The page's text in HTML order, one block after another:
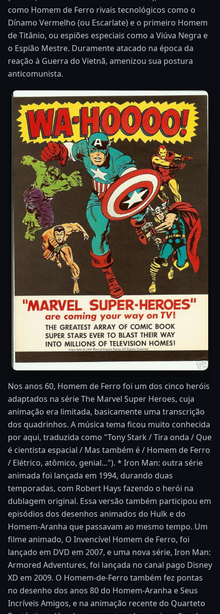
como Homem de Ferro rivais tecnológicos como o
Dínamo Vermelho (ou Escarlate) e o primeiro Homem
de Titânio, ou espiões especiais como a Viúva Negra e
o Espião Mestre. Duramente atacado na época da
reação à Guerra do Vietnã, amenizou sua postura
anticomunista.
Nos anos 60, Homem de Ferro foi um dos cinco heróis
adaptados na série The Marvel Super Heroes, cuja
animação era limitada, basicamente uma transcrição
dos quadrinhos. A música tema ficou muito conhecida
por aqui, traduzida como "Tony Stark / Tira onda / Que
é cientista espacial / Mas também é / Homem de Ferro
/ Elétrico, atômico, genial..."). * Iron Man: outra série
animada foi lançada em 1994, durando duas
temporadas, com Robert Hays fazendo o herói na
dublagem original. Essa versão também participou em
episódios dos desenhos animados do Hulk e do
Homem-Aranha que passavam ao mesmo tempo. Um
filme animado, O Invencível Homem de Ferro, foi
lançado em DVD em 2007, e uma nova série, Iron Man:
Armored Adventures, foi lançada no canal pago Disney
XD em 2009. O Homem-de-Ferro também fez pontas
no desenho dos anos 80 do Homem-Aranha e Seus
Incríveis Amigos, e na animação recente do Quarteto